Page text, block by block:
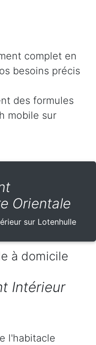
complet en
besoins précis
des formules
mobile sur
Orientale
sur Lotenhulle
à domicile
Intérieur
l'habitacle